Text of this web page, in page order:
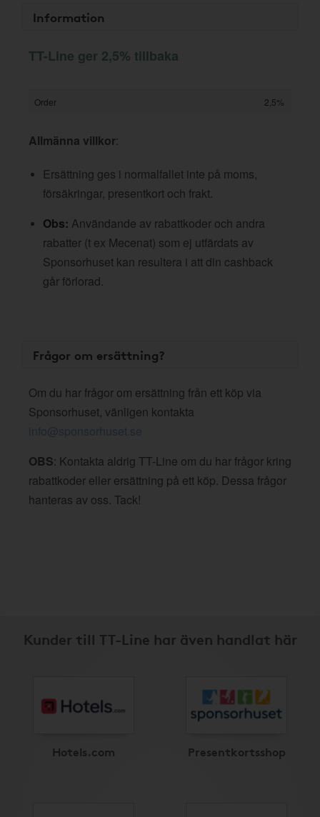
Information
TT-Line ger 2,5% tillbaka
Order 2,5%
Allmänna villkor:
Ersättning ges i normalfallet inte på moms,
försäkringar, presentkort och frakt.
Obs: Användande av rabattkoder och andra
rabatter (t ex Mecenat) som ej utfärdats av
Sponsorhuset kan resultera i att din cashback
går förlorad.
Frågor om ersättning?
Om du har frågor om ersättning från ett köp via
Sponsorhuset, vänligen kontakta
info@sponsorhuset.se
OBS: Kontakta aldrig TT-Line om du har frågor kring
rabattkoder eller ersättning på ett köp. Dessa frågor
hanteras av oss. Tack!
Kunder till TT-Line har även handlat här
Hotels.com Presentkortsshop